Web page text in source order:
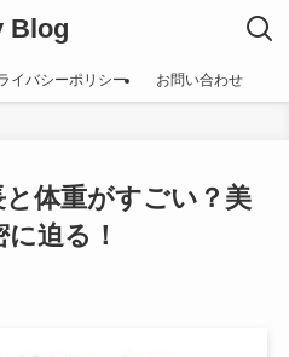
Blog
イバシーポリシー お問い合わせ
と体重がすごい？美
迫る！